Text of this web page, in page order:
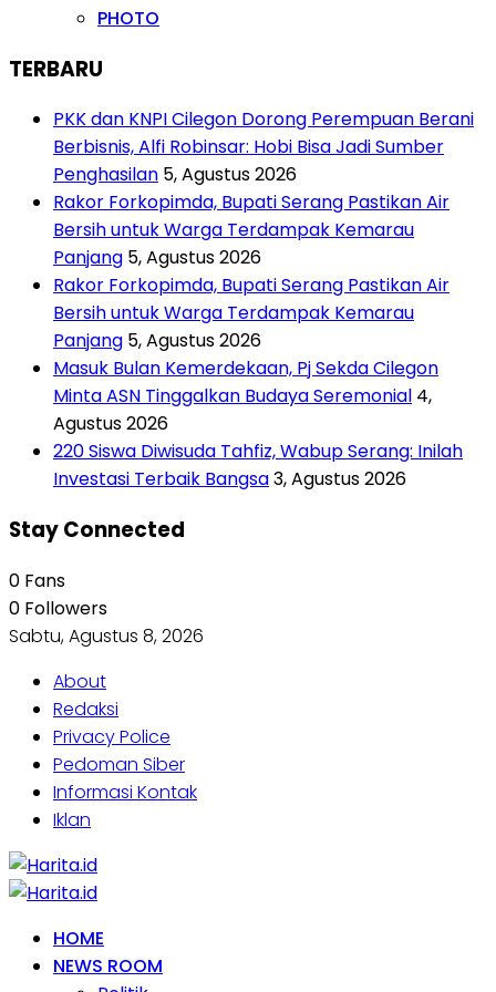
PHOTO
TERBARU
PKK dan KNPI Cilegon Dorong Perempuan Berani
Berbisnis, Alfi Robinsar: Hobi Bisa Jadi Sumber
Penghasilan 5, Agustus 2026
Rakor Forkopimda, Bupati Serang Pastikan Air
Bersih untuk Warga Terdampak Kemarau
Panjang 5, Agustus 2026
Rakor Forkopimda, Bupati Serang Pastikan Air
Bersih untuk Warga Terdampak Kemarau
Panjang 5, Agustus 2026
Masuk Bulan Kemerdekaan, Pj Sekda Cilegon
Minta ASN Tinggalkan Budaya Seremonial 4,
Agustus 2026
220 Siswa Diwisuda Tahfiz, Wabup Serang: Inilah
Investasi Terbaik Bangsa3, Agustus 2026
Stay Connected
0 Fans
0 Followers
Sabtu, Agustus 8, 2026
About
Redaksi
Privacy Police
Pedoman Siber
Informasi Kontak
Iklan
HOME
NEWS ROOM